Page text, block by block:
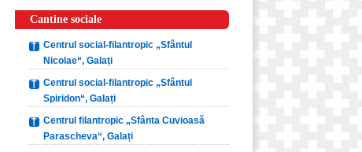
Cantine sociale
Centrul social-filantropic „Sfântul
Nicolae“, Galați
Centrul social-filantropic „Sfântul
Spiridon“, Galați
Centrul filantropic „Sfânta Cuvioasă
Parascheva“, Galați